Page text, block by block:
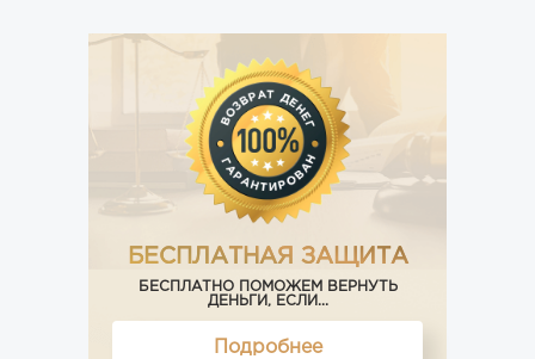
БЕСПЛАТНАЯ ЗАЩИТА
БЕСПЛАТНО ПОМОЖЕМ ВЕРНУТЬ
ДЕНЬГИ, ЕСЛИ...
Подробнее